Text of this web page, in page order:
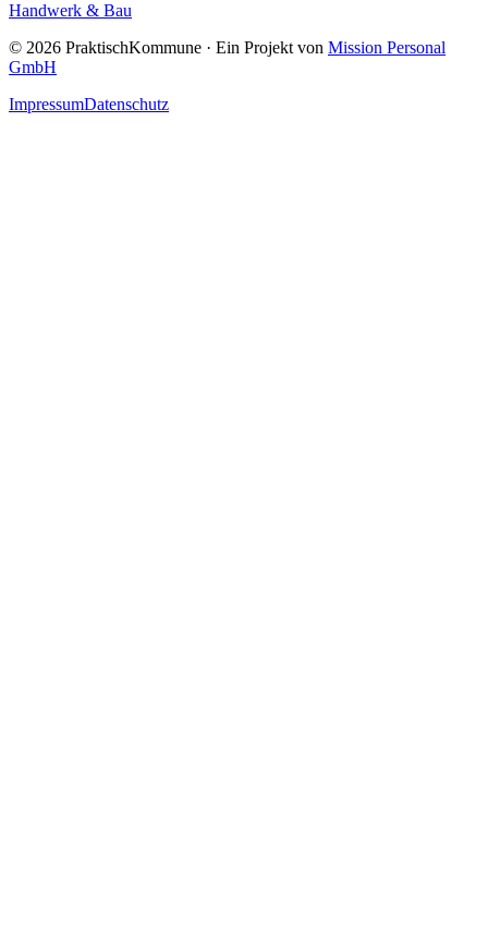
Handwerk & Bau
© 2026 PraktischKommune · Ein Projekt von Mission Personal
GmbH
ImpressumDatenschutz